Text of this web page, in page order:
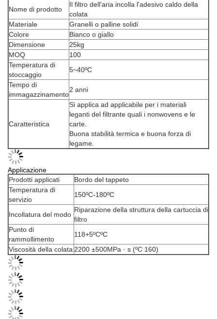
Nome di prodotto
Il filtro dell'aria incolla l'adesivo caldo della
colata
Materiale
Granelli o palline solidi
Colore
Bianco o giallo
Dimensione
25kg
MOQ
100
Temperatura di
stoccaggio
5~40ºC
Tempo di
immagazzinamento
2 anni
Caratteristica
Si applica ad applicabile per i materiali
leganti del filtrante quali i nonwovens e le
carte.
Buona stabilità termica e buona forza di
legame.
Applicazione
Prodotti applicati
Bordo del tappeto
Temperatura di
servizio
150ºC-180ºC
Incollatura del modo
Riparazione della struttura della cartuccia di
filtro
Punto di
rammollimento
118+5ºCºC
Viscosità della colata 2200 ±500MPa · s (ºC 160)